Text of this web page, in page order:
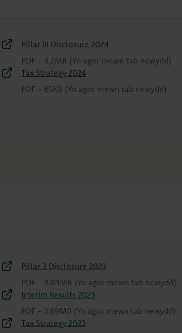
Pillar III Disclosure 2024
PDF - 4.2MB (Yn agor mewn tab newydd)
Tax Strategy 2024
PDF - 65KB (Yn agor mewn tab newydd)
Pillar 3 Disclosure 2023
PDF - 4.84MB (Yn agor mewn tab newydd)
Interim Results 2023
PDF - 3.69MB (Yn agor mewn tab newydd)
Tax Strategy 2023